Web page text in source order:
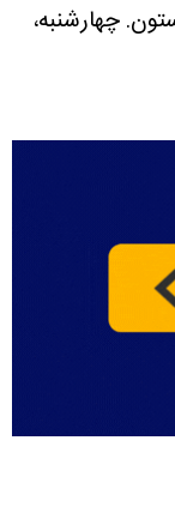
چهارشنبه،